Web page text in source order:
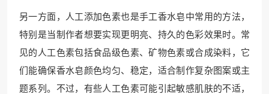
另一方面，人工添加色素也是手工香水皂中常用的方法，
特别是当制作者想要实现更明亮、持久的色彩效果时。常
见的人工色素包括食品级色素、矿物色素或合成染料，它
们能确保香水皂颜色均匀、稳定，适合制作复杂图案或主
题系列。不过，有些人工色素可能引起敏感肌肤的不适，